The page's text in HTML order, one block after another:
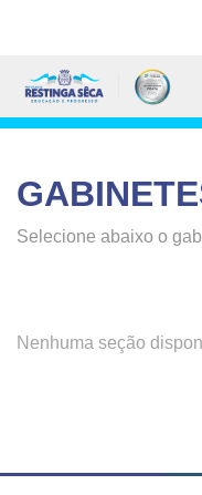
Topo do site
Ir para conteúdo principal
Todos os atalhos
Conteúdo principal
Conteúdo Principal
Selecione abaixo o
Nenhuma seção